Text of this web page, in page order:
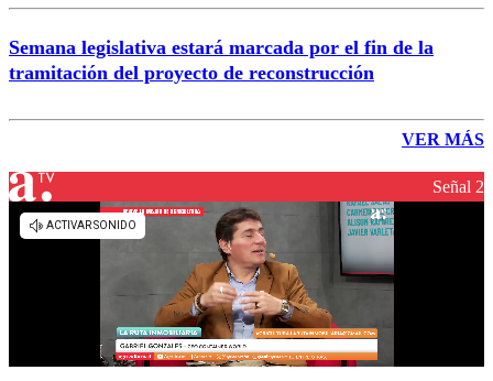
Semana legislativa estará marcada por el fin de la
tramitación del proyecto de reconstrucción
VER MÁS
Señal 2